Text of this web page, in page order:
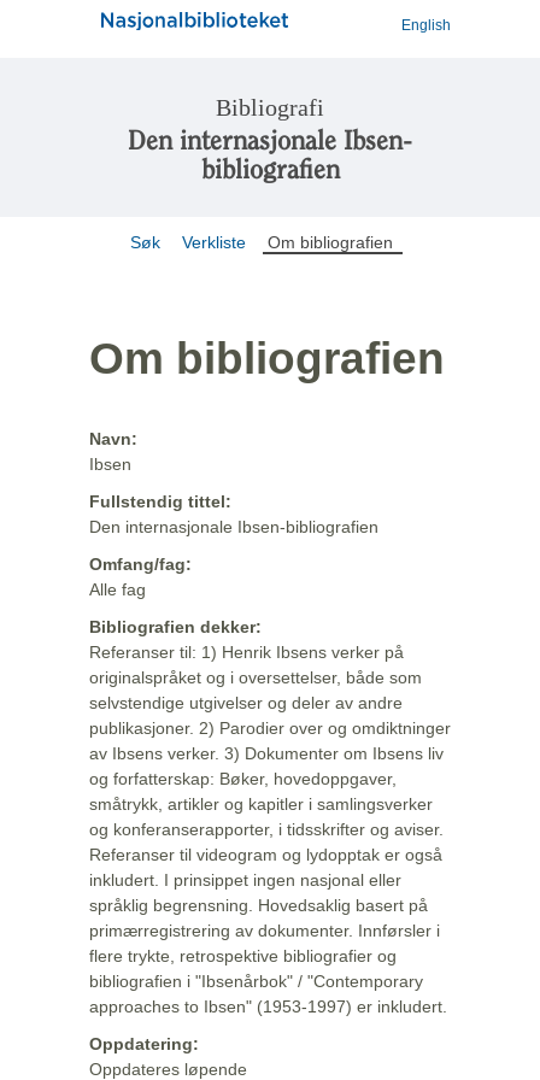
English
Bibliografi
Den internasjonale Ibsen-
bibliografien
Søk Verkliste Om bibliografien
Om bibliografien
Navn:
Ibsen
Fullstendig tittel:
Den internasjonale Ibsen-bibliografien
Omfang/fag:
Alle fag
Bibliografien dekker:
Referanser til: 1) Henrik Ibsens verker på
originalspråket og i oversettelser, både som
selvstendige utgivelser og deler av andre
publikasjoner. 2) Parodier over og omdiktninger
av Ibsens verker. 3) Dokumenter om Ibsens liv
og forfatterskap: Bøker, hovedoppgaver,
småtrykk, artikler og kapitler i samlingsverker
og konferanserapporter, i tidsskrifter og aviser.
Referanser til videogram og lydopptak er også
inkludert. I prinsippet ingen nasjonal eller
språklig begrensning. Hovedsaklig basert på
primærregistrering av dokumenter. Innførsler i
flere trykte, retrospektive bibliografier og
bibliografien i "Ibsenårbok" / "Contemporary
approaches to Ibsen" (1953-1997) er inkludert.
Oppdatering:
Oppdateres løpende